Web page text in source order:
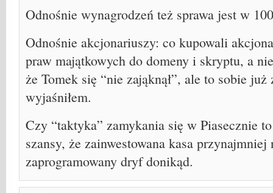
Odnośnie wynagrodzeń też sprawa jest w
Odnośnie akcjonariuszy: co kupowali
praw majątkowych do domeny i skryptu, a
że Tomek się “nie zająknął”, ale to sobie
wyjaśniłem.
Czy “taktyka” zamykania się w Piasecznie
szansy, że zainwestowana kasa
zaprogramowany dryf donikąd.